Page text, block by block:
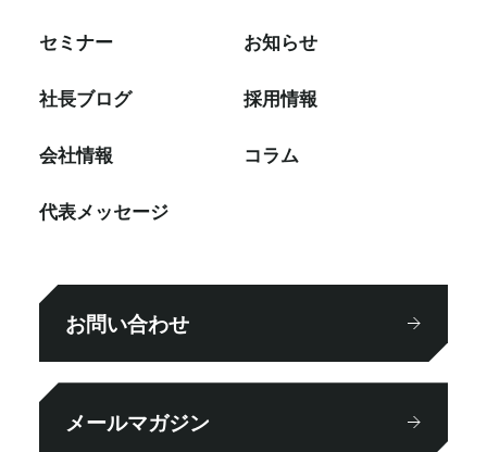
セミナー
社⻑ブログ
会社情報
代表メッセージ
お知らせ
採⽤情報
コラム
お問い合わせ
メールマガジン